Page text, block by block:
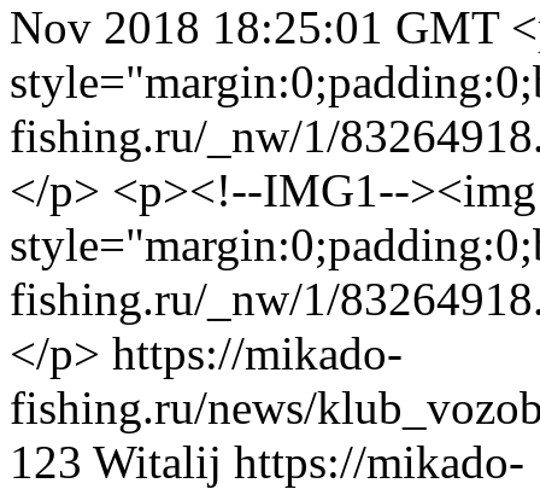
Nov 2018 18:25:01 GMT
fishing.ru/_nw/1/
</p> <p><!--IMG1--><img
fishing.ru/_nw/1/
</p> https://mikado-
fishing.ru/news/
123 Witalij https://mikado-